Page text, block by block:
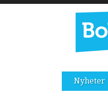
Nyheter